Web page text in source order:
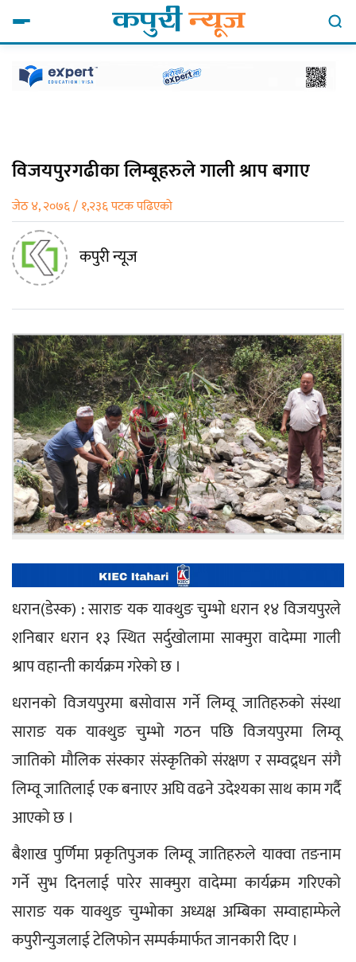
विजयपुरगढीका लिम्बूहरुले गाली श्राप बगाए
जेठ ४, २०७६ / १,२३६ पटक पढिएको
कपुरी न्यूज
धरान(डेस्क) : साराङ यक याक्थुङ चुम्भो धरान १४ विजयपुरले
शनिबार धरान १३ स्थित सर्दुखोलामा साक्मुरा वादेम्मा गाली
श्राप वहान्ती कार्यक्रम गरेको छ ।
धरानको विजयपुरमा बसोवास गर्ने लिम्वू जातिहरुको संस्था
साराङ यक याक्थुङ चुम्भो गठन पछि विजयपुरमा लिम्वू
जातिको मौलिक संस्कार संस्कृतिको संरक्षण र सम्वद्र्धन संगै
लिम्वू जातिलाई एक बनाएर अघि वढने उदेश्यका साथ काम गर्दै
आएको छ ।
बैशाख पुर्णिमा प्रकृतिपुजक लिम्वू जातिहरुले याक्वा तङनाम
गर्ने सुभ दिनलाई पारेर साक्मुरा वादेम्मा कार्यक्रम गरिएको
साराङ यक याक्थुङ चुम्भोका अध्यक्ष अम्बिका सम्वाहाम्फेले
कपुरीन्युजलाई टेलिफोन सम्पर्कमार्फत जानकारी दिए ।